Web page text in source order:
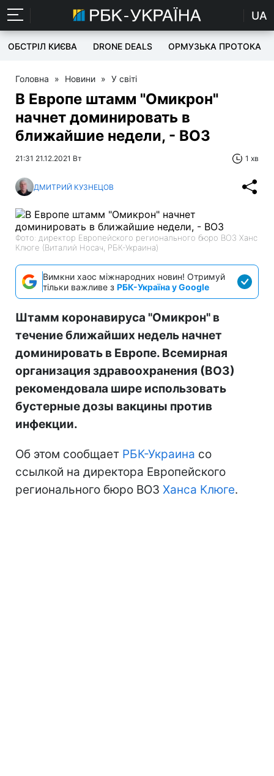
UA
ОБСТРІЛ КИЄВА DRONE DEALS ОРМУЗЬКА ПРОТОКА
Головна » Новини » У світі
В Европе штамм "Омикрон"
начнет доминировать в
ближайшие недели, - ВОЗ
21:31 21.12.2021 Вт 1 хв
ДМИТРИЙ КУЗНЕЦОВ
Фото: директор Европейского регионального бюро ВОЗ Ханс
Клюге (Виталий Носач, РБК-Украина)
Вимкни хаос міжнародних новин! Отримуй
тільки важливе з РБК-Україна у Google
Штамм коронавируса "Омикрон" в
течение ближайших недель начнет
доминировать в Европе. Всемирная
организация здравоохранения (ВОЗ)
рекомендовала шире использовать
бустерные дозы вакцины против
инфекции.
Об этом сообщает РБК-Украина со
ссылкой на директора Европейского
регионального бюро ВОЗ Ханса Клюге.